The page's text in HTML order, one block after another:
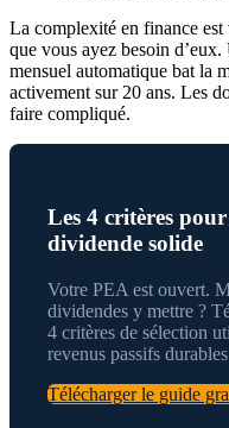
La complexité en finance
que vous ayez besoin
mensuel automatique bat la
activement sur 20 ans. Les
faire compliqué.
Les 4 critères
dividende solide
Votre PEA est ouvert.
dividendes y mettre ?
4 critères de sélection
revenus passifs
Télécharger le guide